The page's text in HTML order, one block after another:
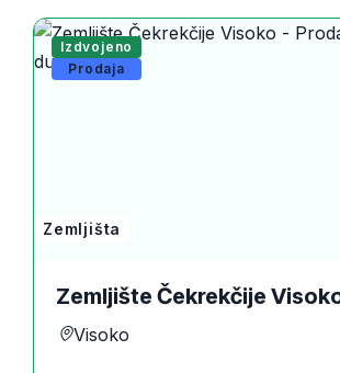
Izdvojeno
Prodaja
Zemljišta
Zemljište Čekrekčije
Prodaje Se 12 Dunuma
Visoko